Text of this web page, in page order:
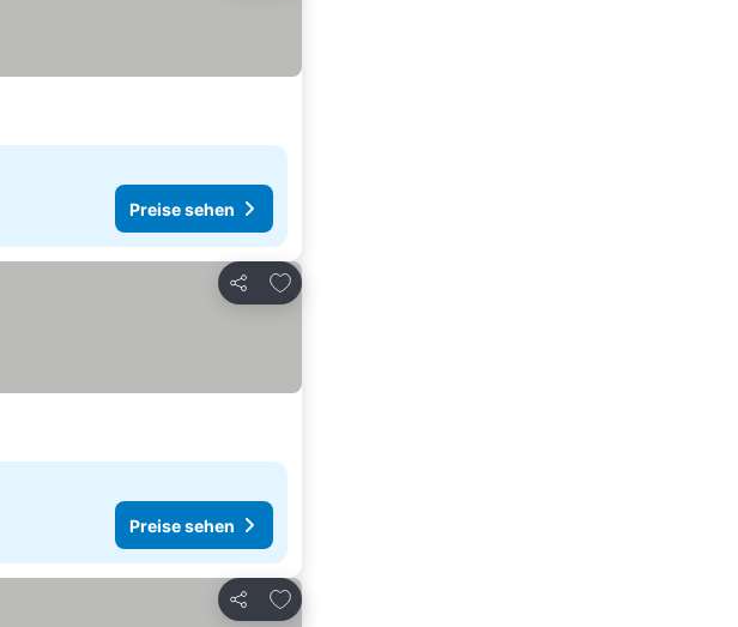
Preise sehen
Teilen
Zu Favoriten hinzufügen
Preise sehen
Teilen
Zu Favoriten hinzufügen